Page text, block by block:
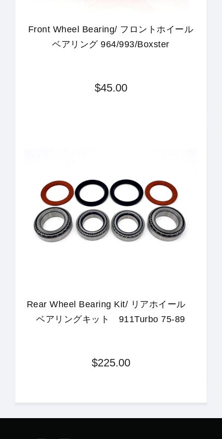
Front Wheel Bearing/ フロントホイール
ベアリング 964/993/Boxster
$45.00
Rear Wheel Bearing Kit/ リアホイール
ベアリングキット 911Turbo 75-89
$225.00